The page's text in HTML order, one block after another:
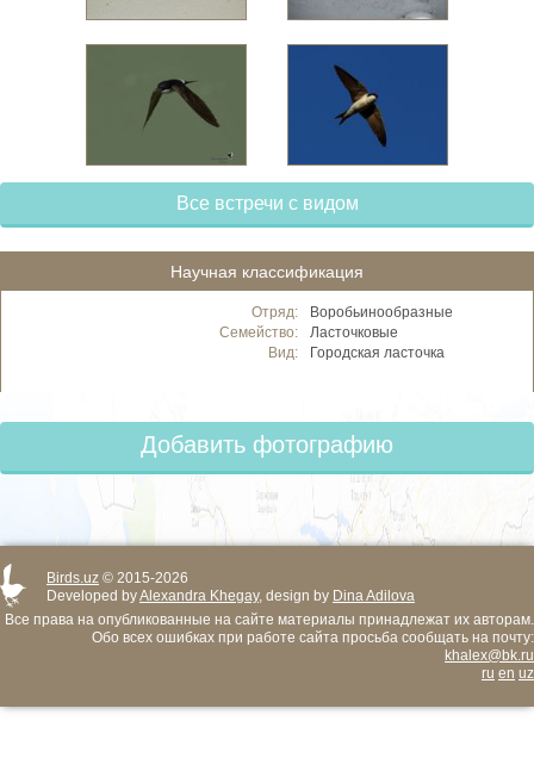
Все встречи с видом
Научная классификация
Отряд:
Воробьинообразные
Семейство:
Ласточковые
Вид:
Городская ласточка
Добавить фотографию
Birds.uz © 2015-2026
Developed byAlexandra Khegay, design by Dina Adilova
Все права на опубликованные на сайте материалы принадлежат их авторам.
Обо всех ошибках при работе сайта просьба сообщать на почту:
khalex@bk.ru
ru en uz